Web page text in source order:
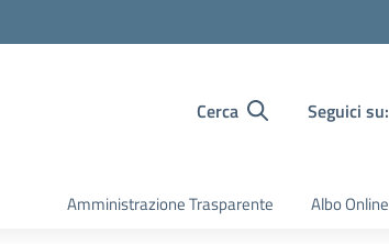
Cerca Seguici su:
Amministrazione Trasparente Albo Online